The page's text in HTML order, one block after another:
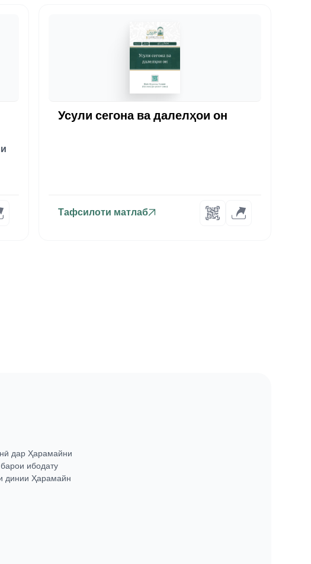
Усули сегона ва далелҳои он
Тафсилоти матлаб
дар Ҳарамайни
ибодату
динии Ҳарамайн